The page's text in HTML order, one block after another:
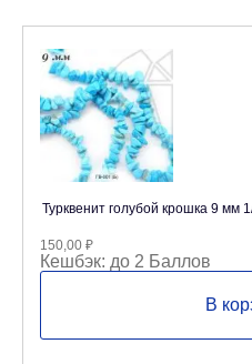
Турквенит голубой крошка 9 мм
150,00 ₽
Кешбэк: до 2 Баллов
В